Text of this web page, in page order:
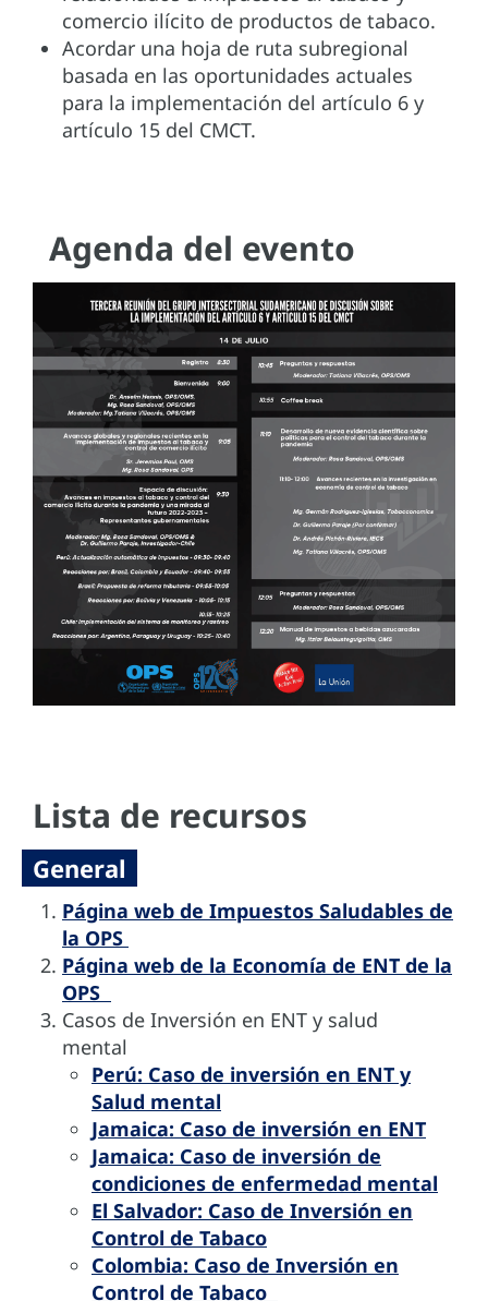
comercio ilícito de productos de tabaco.
Acordar una hoja de ruta subregional
basada en las oportunidades actuales
para la implementación del artículo 6 y
artículo 15 del CMCT.
Agenda del evento
Lista de recursos
General
Página web de Impuestos Saludables de
la OPS
Página web de la Economía de ENT de la
OPS
Casos de Inversión en ENT y salud
mental
Perú: Caso de inversión en ENT y
Salud mental
Jamaica: Caso de inversión en ENT
Jamaica: Caso de inversión de
condiciones de enfermedad mental
El Salvador: Caso de Inversión en
Control de Tabaco
Colombia: Caso de Inversión en
Control de Tabaco